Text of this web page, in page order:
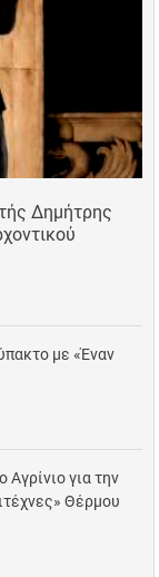
Δημήτρης
με «Έναν
για την
Θέρμου